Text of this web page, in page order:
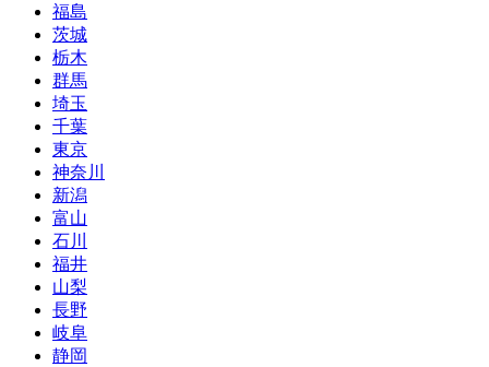
福島
茨城
栃木
群馬
埼玉
千葉
東京
神奈川
新潟
富山
石川
福井
山梨
長野
岐阜
静岡